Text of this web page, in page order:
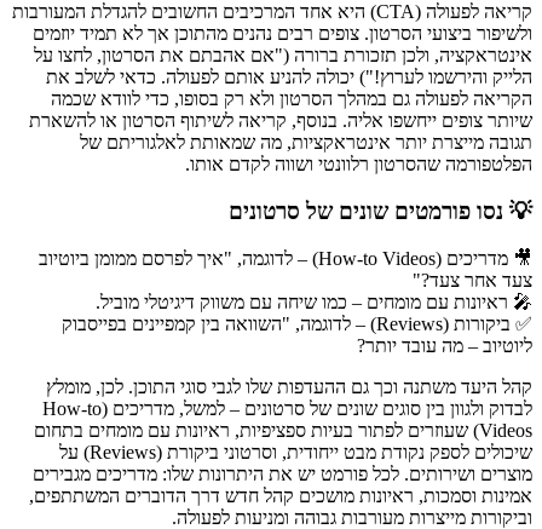
קריאה לפעולה (CTA) היא אחד המרכיבים החשובים להגדלת המעורבות
ולשיפור ביצועי הסרטון. צופים רבים נהנים מהתוכן אך לא תמיד יוזמים
אינטראקציה, ולכן תזכורת ברורה ("אם אהבתם את הסרטון, לחצו על
הלייק והירשמו לערוץ!") יכולה להניע אותם לפעולה. כדאי לשלב את
הקריאה לפעולה גם במהלך הסרטון ולא רק בסופו, כדי לוודא שכמה
שיותר צופים ייחשפו אליה. בנוסף, קריאה לשיתוף הסרטון או להשארת
תגובה מייצרת יותר אינטראקציות, מה שמאותת לאלגוריתם של
הפלטפורמה שהסרטון רלוונטי ושווה לקדם אותו.
💡 נסו פורמטים שונים של סרטונים
🎥 מדריכים (How-to Videos) – לדוגמה, "איך לפרסם ממומן ביוטיוב
צעד אחר צעד?"
🎤 ראיונות עם מומחים – כמו שיחה עם משווק דיגיטלי מוביל.
✅ ביקורות (Reviews) – לדוגמה, "השוואה בין קמפיינים בפייסבוק
ליוטיוב – מה עובד יותר?
קהל היעד משתנה וכך גם ההעדפות שלו לגבי סוגי התוכן. לכן, מומלץ
לבדוק ולגוון בין סוגים שונים של סרטונים – למשל, מדריכים (How-to
Videos) שעוזרים לפתור בעיות ספציפיות, ראיונות עם מומחים בתחום
שיכולים לספק נקודת מבט ייחודית, וסרטוני ביקורת (Reviews) על
מוצרים ושירותים. לכל פורמט יש את היתרונות שלו: מדריכים מגבירים
אמינות וסמכות, ראיונות מושכים קהל חדש דרך הדוברים המשתתפים,
וביקורות מייצרות מעורבות גבוהה ומניעות לפעולה.